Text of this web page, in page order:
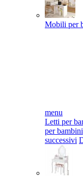
Mobili per
menu
Letti per
per bambini
successivi